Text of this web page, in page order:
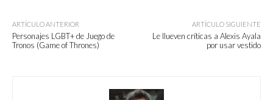
ARTÍCULO ANTERIOR
Personajes LGBT+ de Juego de
Tronos (Game of Thrones)
ARTÍCULO SIGUIENTE
Le llueven críticas a Alexis Ayala
por usar vestido